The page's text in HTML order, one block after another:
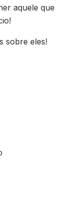
aquele que
sobre eles!